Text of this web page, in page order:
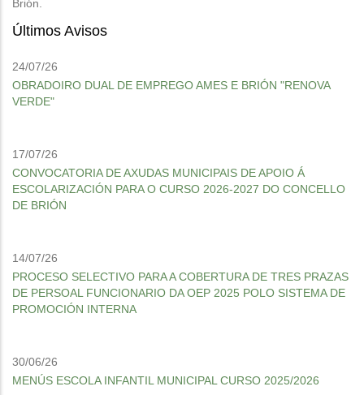
Brión.
Últimos Avisos
24/07/26
OBRADOIRO DUAL DE EMPREGO AMES E BRIÓN "RENOVA
VERDE"
17/07/26
CONVOCATORIA DE AXUDAS MUNICIPAIS DE APOIO Á
ESCOLARIZACIÓN PARA O CURSO 2026-2027 DO CONCELLO
DE BRIÓN
14/07/26
PROCESO SELECTIVO PARA A COBERTURA DE TRES PRAZAS
DE PERSOAL FUNCIONARIO DA OEP 2025 POLO SISTEMA DE
PROMOCIÓN INTERNA
30/06/26
MENÚS ESCOLA INFANTIL MUNICIPAL CURSO 2025/2026